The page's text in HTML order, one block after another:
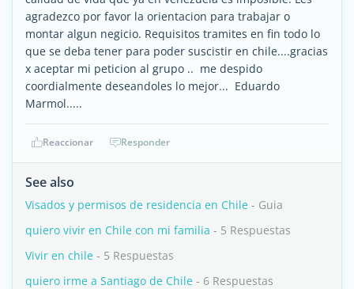
agradezco por favor la orientacion para trabajar o
montar algun negicio. Requisitos tramites en fin todo lo
que se deba tener para poder suscistir en chile....gracias
x aceptar mi peticion al grupo .. me despido
coordialmente deseandoles lo mejor... Eduardo
Marmol.....
Reaccionar Responder
See also
Visados y permisos de residencia en Chile - Guia
quiero vivir en Chile con mi familia - 5 Respuestas
Vivir en chile - 5 Respuestas
quiero irme a Santiago de Chile - 6 Respuestas